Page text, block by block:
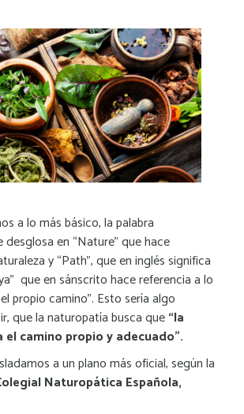
a lo más básico, la palabra
desglosa en “Nature” que hace
y “Path”, que en inglés significa
que en sánscrito hace referencia a lo
propio camino”. Esto sería algo
que la naturopatía busca que“la
el camino propio y adecuado”.
a un plano más oficial, según la
Naturopática Española,